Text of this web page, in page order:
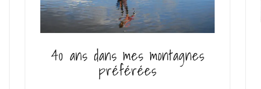
40 ans dans mes montagnes
préférées